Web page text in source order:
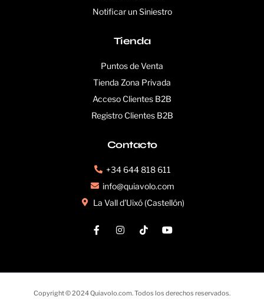
Notificar un Siniestro
Tienda
Puntos de Venta
Tienda Zona Privada
Acceso Clientes B2B
Registro Clientes B2B
Contacto
+34 644 818 611
info@quiavolo.com
La Vall d'Uixó (Castellón)
Copyright © 2024 Quiavolo.com. Todos los derechos reservados.